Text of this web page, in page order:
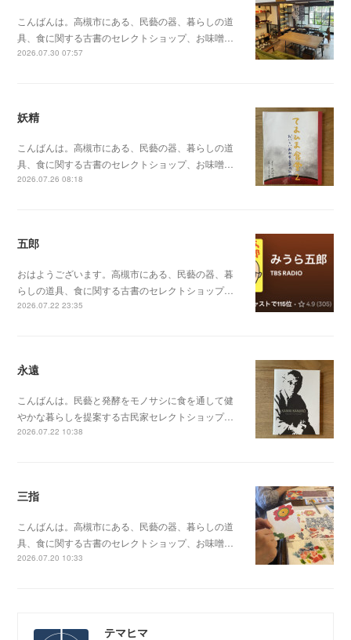
こんばんは。高槻市にある、民藝の器、暮らしの道
具、食に関する古書のセレクトショップ、お味噌…
2026.07.30 07:57
妖精
こんばんは。高槻市にある、民藝の器、暮らしの道
具、食に関する古書のセレクトショップ、お味噌…
2026.07.26 08:18
五郎
おはようございます。高槻市にある、民藝の器、暮
らしの道具、食に関する古書のセレクトショップ…
2026.07.22 23:35
永遠
こんばんは。民藝と発酵をモノサシに食を通して健
やかな暮らしを提案する古民家セレクトショップ…
2026.07.22 10:38
三指
こんばんは。高槻市にある、民藝の器、暮らしの道
具、食に関する古書のセレクトショップ、お味噌…
2026.07.20 10:33
テマヒマ